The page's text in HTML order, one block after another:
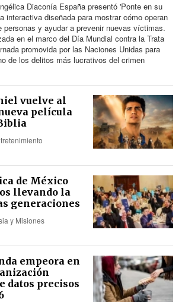
Diaconía España presentó 'Ponte en su
interactiva diseñada para mostrar cómo operan
personas y ayudar a prevenir nuevas víctimas.
en el marco del Día Mundial contra la Trata
promovida por las Naciones Unidas para
de los delitos más lucrativos del crimen
vuelve al
película
de México
llevando la
generaciones
y Misiones
empeora en
datos precisos